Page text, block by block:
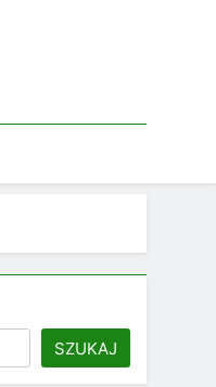
SZUKAJ